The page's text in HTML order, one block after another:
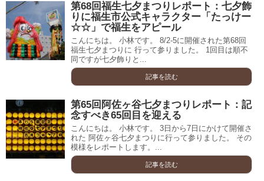
第68回福生七夕まつりレポート：七夕飾
りに福生市公式キャラクター「たっけー
☆☆」で福生をアピール
こんにちは。 小林です。 8/2-5に開催された第68回
福生七夕まつりに 行って参りました。 1回目は順不
同ですが七夕飾りと...
記事を読む
第65回阿佐ヶ谷七夕まつりレポート：記
念すべき65回目を迎える
こんにちは。 小林です。 3日から7日にかけて開催さ
れた 阿佐ヶ谷七夕まつりに行って参りました。 その
模様をレポートします。...
記事を読む